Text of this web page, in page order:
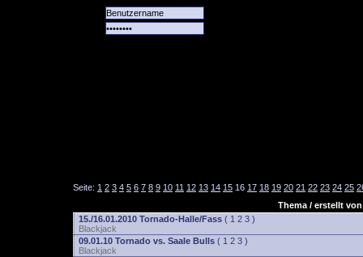
Seite: 1 2 3 4 5 6 7 8 9 10 11 12 13 14 15 16 17 18 19 20 21 22 23 24 25
Thema / erstellt von
15./16.01.2010 Tornado-Halle/Fass ( 1 2 3 )
Blackjack
09.01.10 Tornado vs. Saale Bulls ( 1 2 3 )
Blackjack